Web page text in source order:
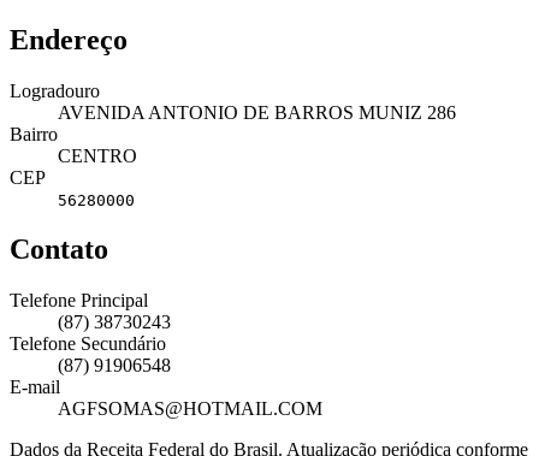
Endereço
Logradouro
AVENIDA ANTONIO DE BARROS MUNIZ 286
Bairro
CENTRO
CEP
56280000
Contato
Telefone Principal
(87) 38730243
Telefone Secundário
(87) 91906548
E-mail
AGFSOMAS@HOTMAIL.COM
Dados da Receita Federal do Brasil. Atualização periódica conforme